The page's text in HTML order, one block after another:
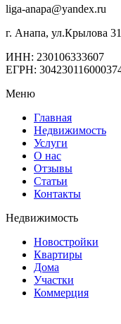
liga-anapa@yandex.ru
г. Анапа, ул.Крылова
ИНН: 230106333607
ЕГРН:
Меню
Главная
Недвижимость
Услуги
О нас
Отзывы
Статьи
Контакты
Недвижимость
Новостройки
Квартиры
Дома
Участки
Коммерция